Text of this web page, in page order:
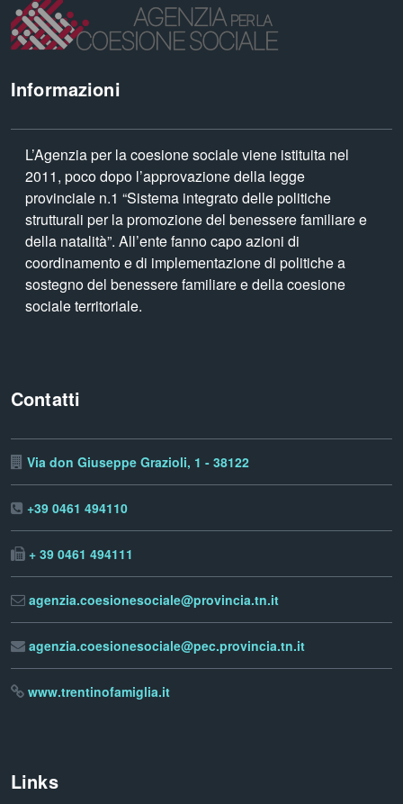
Informazioni
L’Agenzia per la coesione sociale viene istituita nel
2011, poco dopo l’approvazione della legge
provinciale n.1 “Sistema integrato delle politiche
strutturali per la promozione del benessere familiare e
della natalità”. All’ente fanno capo azioni di
coordinamento e di implementazione di politiche a
sostegno del benessere familiare e della coesione
sociale territoriale.
Contatti
Via don Giuseppe Grazioli, 1 - 38122
+39 0461 494110
+ 39 0461 494111
agenzia.coesionesociale@provincia.tn.it
agenzia.coesionesociale@pec.provincia.tn.it
www.trentinofamiglia.it
Links